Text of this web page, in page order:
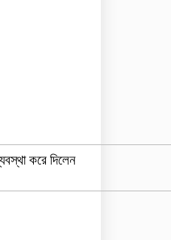
করে দিলেন